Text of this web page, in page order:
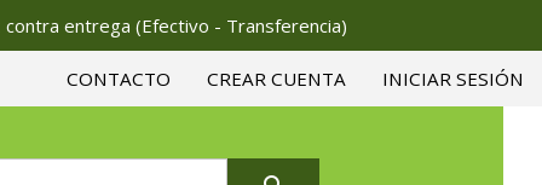
entrega (Efectivo - Transferencia)
CONTACTO CREAR CUENTA INICIAR SESIÓN